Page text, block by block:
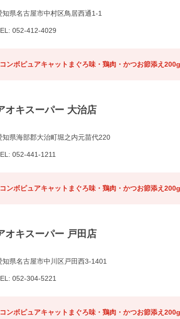
知県名古屋市中村区鳥居西通1-1
052-412-4029
コンボピュアキャットまぐろ味・鶏肉・かつお節添え200g
オキスーパー 大治店
知県海部郡大治町堀之内元苗代220
052-441-1211
コンボピュアキャットまぐろ味・鶏肉・かつお節添え200g
オキスーパー 戸田店
知県名古屋市中川区戸田西3-1401
052-304-5221
コンボピュアキャットまぐろ味・鶏肉・かつお節添え200g